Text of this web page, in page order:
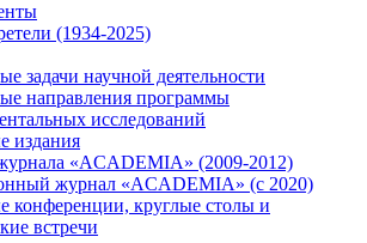
(1934-2025)
задачи научной деятельности
направления программы
исследований
издания
«ACADEMIA» (2009-2012)
журнал «ACADEMIA» (с 2020)
конференции, круглые столы и
встречи